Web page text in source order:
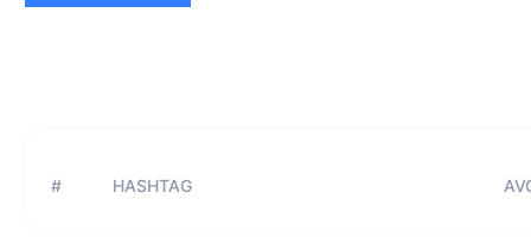
# HASHTAG